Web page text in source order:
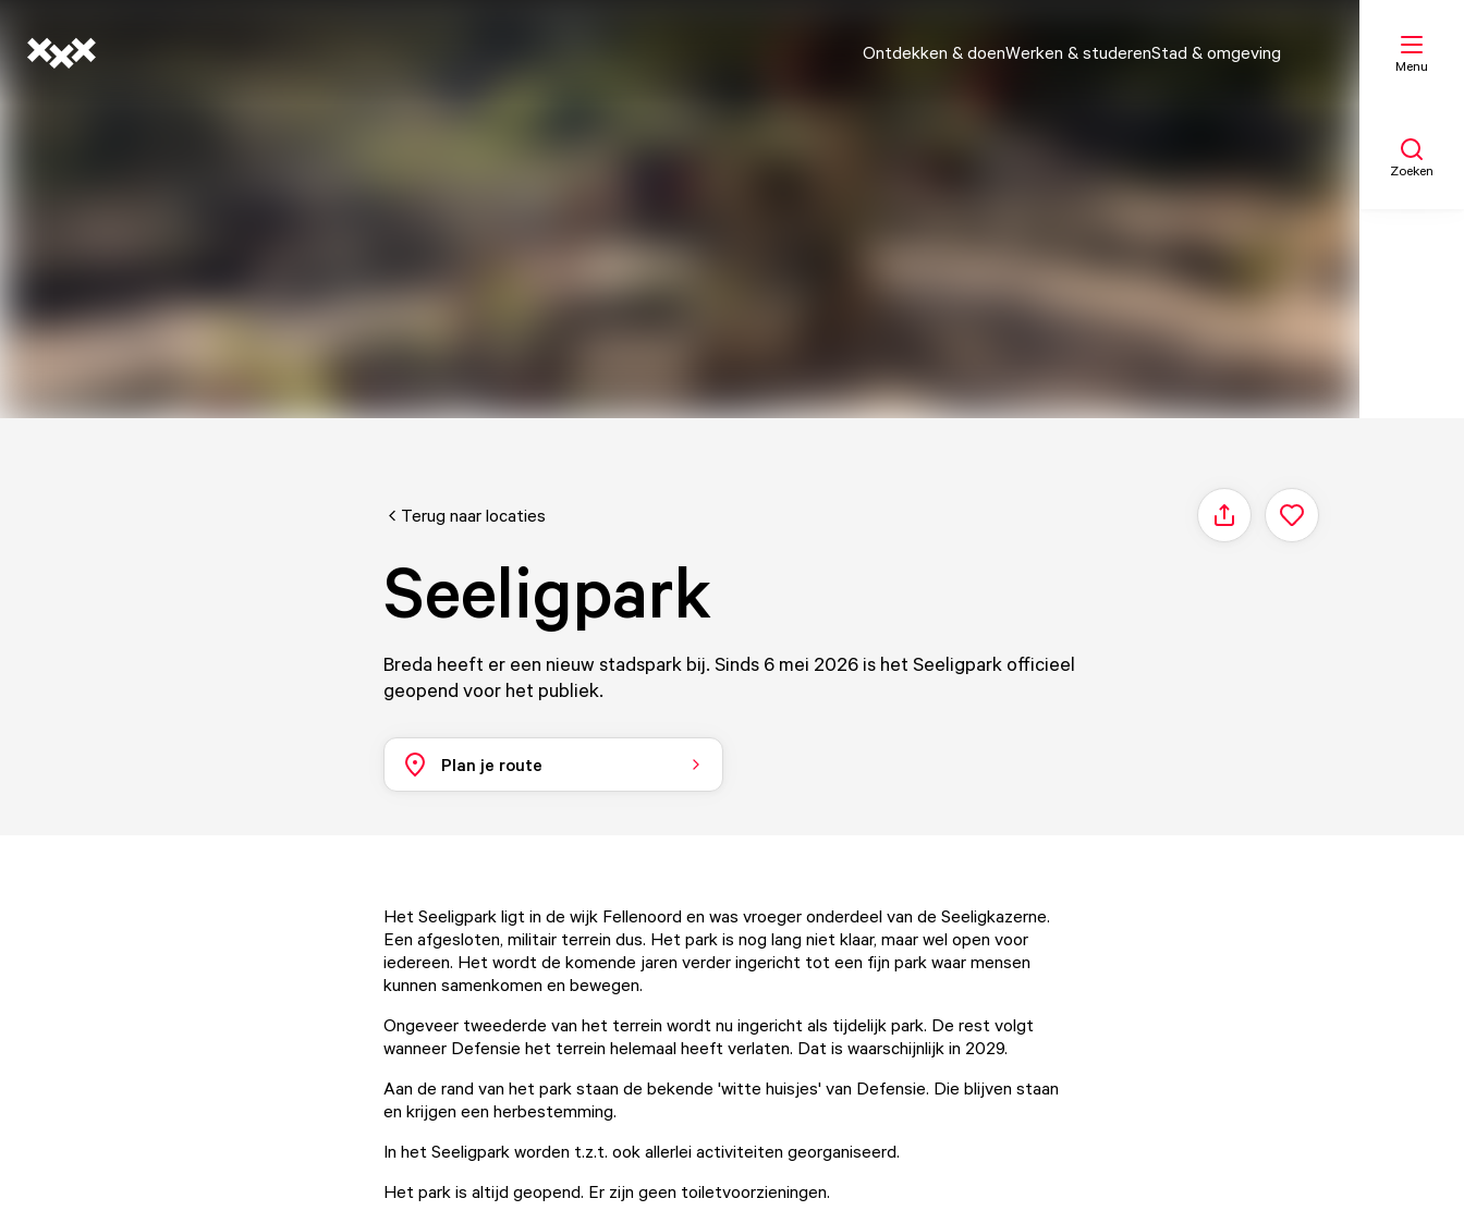
Ontdekken & doenWerken & studerenStad & omgeving
Menu
Zoeken
Terug naar locaties Delen
Seeligpark
Breda heeft er een nieuw stadspark bij. Sinds 6 mei 2026 is het Seeligpark officieel
geopend voor het publiek.
Plan je route
Het Seeligpark ligt in de wijk Fellenoord en was vroeger onderdeel van de Seeligkazerne.
Een afgesloten, militair terrein dus. Het park is nog lang niet klaar, maar wel open voor
iedereen. Het wordt de komende jaren verder ingericht tot een fijn park waar mensen
kunnen samenkomen en bewegen.
Ongeveer tweederde van het terrein wordt nu ingericht als tijdelijk park. De rest volgt
wanneer Defensie het terrein helemaal heeft verlaten. Dat is waarschijnlijk in 2029.
Aan de rand van het park staan de bekende 'witte huisjes' van Defensie. Die blijven staan
en krijgen een herbestemming.
In het Seeligpark worden t.z.t. ook allerlei activiteiten georganiseerd.
Het park is altijd geopend. Er zijn geen toiletvoorzieningen.